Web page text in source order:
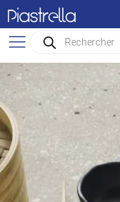
Piastrella